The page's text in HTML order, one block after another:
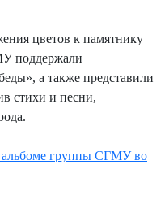
цветов к памятнику
поддержали
а также представили
стихи и песни,
альбоме группы СГМУ во